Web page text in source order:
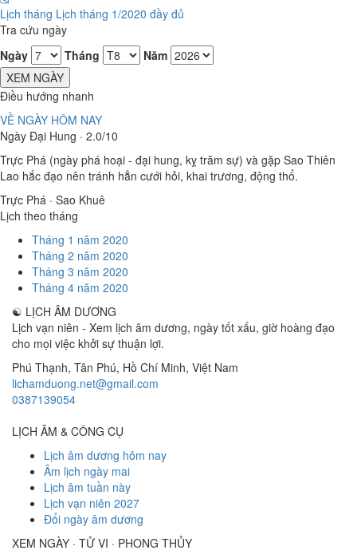
Lịch tháng Lịch tháng 1/2020 đầy đủ
Tra cứu ngày
Ngày
Tháng
Năm
XEM NGÀY
Điều hướng nhanh
VỀ NGÀY HÔM NAY
Ngày Đại Hung · 2.0/10
Trực Phá (ngày phá hoại - đại hung, kỵ trăm sự) và gặp Sao Thiên
Lao hắc đạo nên tránh hẳn cưới hỏi, khai trương, động thổ.
Trực Phá · Sao Khuê
Lịch theo tháng
Tháng 1 năm 2020
Tháng 2 năm 2020
Tháng 3 năm 2020
Tháng 4 năm 2020
☯ LỊCH ÂM DƯƠNG
Lịch vạn niên - Xem lịch âm dương, ngày tốt xấu, giờ hoàng đạo
cho mọi việc khởi sự thuận lợi.
Phú Thạnh, Tân Phú, Hồ Chí Minh, Việt Nam
lichamduong.net@gmail.com
0387139054
LỊCH ÂM & CÔNG CỤ
Lịch âm dương hôm nay
Âm lịch ngày mai
Lịch âm tuần này
Lịch vạn niên 2027
Đổi ngày âm dương
XEM NGÀY · TỬ VI · PHONG THỦY